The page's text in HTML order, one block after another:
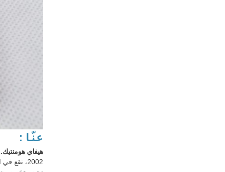
عنّا:
هيفاي